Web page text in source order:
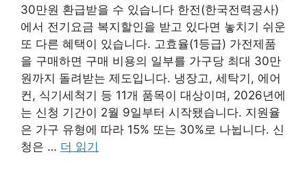
30만원 환급받을 수 있습니다 한전(한국전력공사)
에서 전기요금 복지할인을 받고 있다면 놓치기 쉬운
또 다른 혜택이 있습니다. 고효율(1등급) 가전제품
을 구매하면 구매 비용의 일부를 가구당 최대 30만
원까지 돌려받는 제도입니다. 냉장고, 세탁기, 에어
컨, 식기세척기 등 11개 품목이 대상이며, 2026년에
는 신청 기간이 2월 9일부터 시작됐습니다. 지원율
은 가구 유형에 따라 15% 또는 30%로 나뉩니다. 신
청은 … 더 읽기